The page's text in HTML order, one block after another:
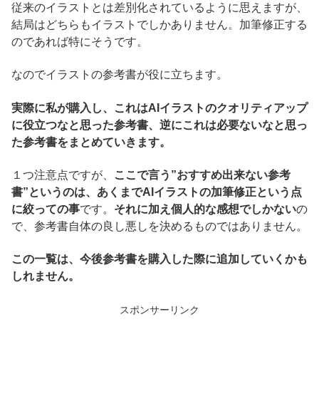
従来のイラストとは差別化されているように思えますが、
結局はどちらもイラストでしかありません。加筆修正する
のであれば特にそうです。
なのでイラストの参考書が役に立ちます。
実際に私が購入し、これはAIイラストのクオリティアップ
に役立つなと思った参考書、逆にこれは必要ないなと思っ
た参考書をまとめていきます。
１つ注意点ですが、
ここで言う”おすすめ出来ない参考
書”というのは、あくまでAIイラストの加筆修正という点
に絞っての事です。 それに加え個人的な感想でしかないの
で、参考書自体の良し悪しを決めるものではありません。
この一覧は、今後参考書を購入した際に追加していくかも
しれません。
スポンサーリンク